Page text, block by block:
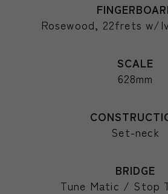
Rosewood, 22frets w/
SCALE
628mm
Set-neck
BRIDGE
Tune Matic / Stop